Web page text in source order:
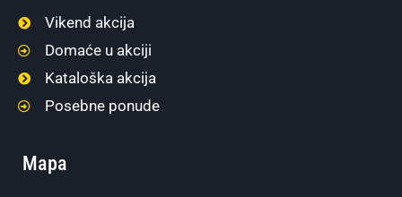
Vikend akcija
Domaće u akciji
Kataloška akcija
Posebne ponude
Mapa